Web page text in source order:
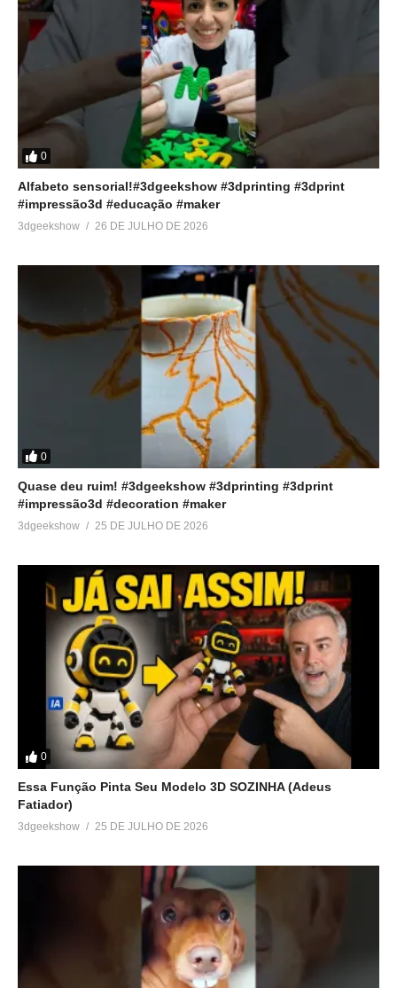
0
Alfabeto sensorial!#3dgeekshow #3dprinting #3dprint
#impressão3d #educação #maker
3dgeekshow 26 DE JULHO DE 2026
0
Quase deu ruim! #3dgeekshow #3dprinting #3dprint
#impressão3d #decoration #maker
3dgeekshow 25 DE JULHO DE 2026
0
Essa Função Pinta Seu Modelo 3D SOZINHA (Adeus
Fatiador)
3dgeekshow 25 DE JULHO DE 2026